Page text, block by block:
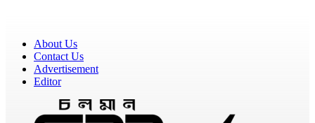
About Us
Contact Us
Advertisement
Editor